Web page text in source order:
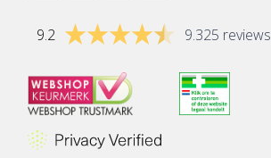
9.2 9.325 reviews